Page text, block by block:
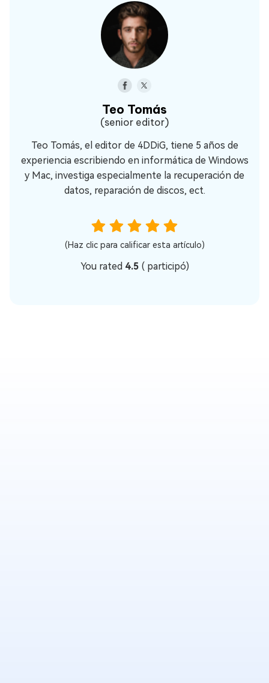
Teo Tomás
(senior editor)
Teo Tomás, el editor de 4DDiG, tiene 5 años de
experiencia escribiendo en informática de Windows
y Mac, investiga especialmente la recuperación de
datos, reparación de discos, ect.
(Haz clic para calificar esta artículo)
You rated 4.5 (participó)